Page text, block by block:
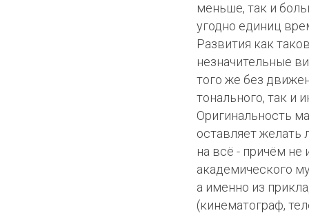
меньше, так и
угодно единиц
Развития как
незначительные
того же без
тонального, так и
Оригинальность
оставляет желать
на всё - причём не
академического
а именно из
(кинематограф,